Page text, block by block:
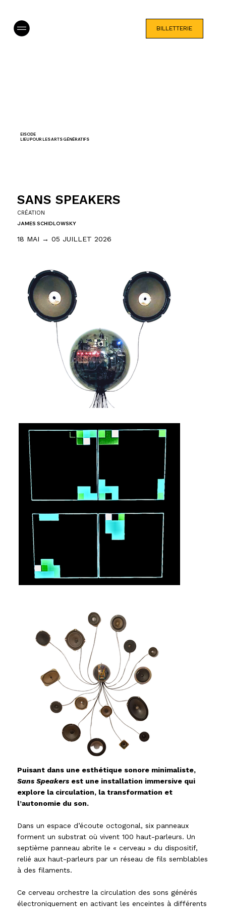
EISODE
LIEU POUR LES ARTS GÉNÉRATIFS
BILLETTERIE
SANS SPEAKERS
CRÉATION
JAMES SCHIDLOWSKY
18 MAI → 05 JUILLET 2026
Puisant dans une esthétique sonore minimaliste,
Sans Speakers est une installation immersive qui
explore la circulation, la transformation et
l’autonomie du son.
Dans un espace d’écoute octogonal, six panneaux
forment un substrat où vivent 100 haut-parleurs. Un
septième panneau abrite le « cerveau » du dispositif,
relié aux haut-parleurs par un réseau de fils semblables
à des filaments.
Ce cerveau orchestre la circulation des sons générés
électroniquement en activant les enceintes à différents